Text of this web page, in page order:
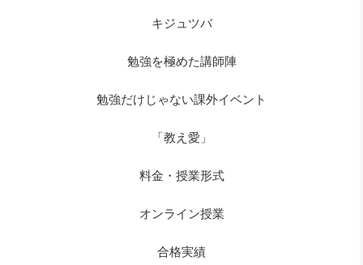
キジュツバ
勉強を極めた講師陣
勉強だけじゃない課外イベント
「教え愛」
料金・授業形式
オンライン授業
合格実績